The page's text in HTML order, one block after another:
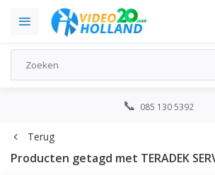
085 130 5392
Terug
Producten getagd met TERADEK